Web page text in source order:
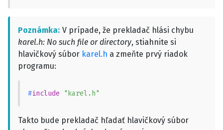
Poznámka V prípade, že prekladač hlási chybu
karel.h: No such file or directory, stiahnite si
hlavičkový súbor karel.h a zmeňte prvý riadok
programu:
#include "karel.h"
Takto bude prekladač hľadať hlavičkový súbor